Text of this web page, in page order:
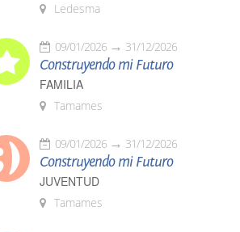
Ledesma
09/01/2026 31/12/2026
Construyendo mi Futuro
FAMILIA
Tamames
09/01/2026 31/12/2026
Construyendo mi Futuro
JUVENTUD
Tamames